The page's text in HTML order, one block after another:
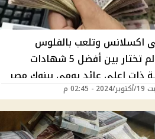
اكسلانس وتلعب بالفلوس
لعب...لم تختار بين أفضل 5 شهادات
ذات اعلى عائد يومي ببنوك مصر
02:45 م